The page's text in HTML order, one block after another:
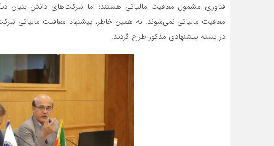
فناوری مشمول معافیت مالیاتی هستند؛ اما شرکت‌های دانش بنیان
معافیت مالیاتی نمی‌شوند. به همین خاطر، پیشنهاد معافیت مالیاتی
در بسته پیشنهادی مذکور طرح گردید.